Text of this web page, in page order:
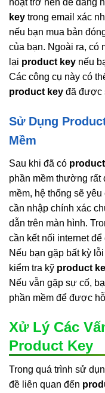
hoạt trở nên dễ dàng
key trong email xác
nếu bạn mua bản
của bạn. Ngoài ra, có
lại product key nếu
Các công cụ này có
product key đã được
Sử Dụng
Mềm
Sau khi đã có
phần mềm thường rất
mềm, hệ thống sẽ
cần nhập chính xác
dẫn trên màn hình.
cần kết nối internet
Nếu bạn gặp bất kỳ
kiểm tra kỹ product
Nếu vẫn gặp sự cố,
phần mềm để được
Xử Lý Các
Product Key
Trong quá trình sử
đề liên quan đến